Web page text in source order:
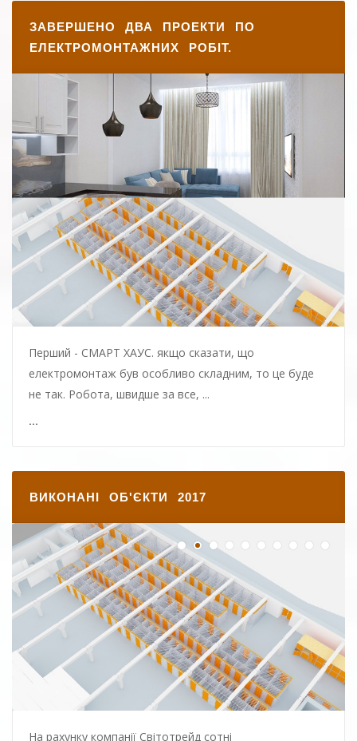
ЗАВЕРШЕНО ДВА ПРОЕКТИ ПО
ЕЛЕКТРОМОНТАЖНИХ РОБІТ.
Перший - СМАРТ ХАУС. якщо сказати, що
електромонтаж був особливо складним, то це буде
не так. Робота, швидше за все, ...
...
ВИКОНАНІ ОБ'ЄКТИ 2017